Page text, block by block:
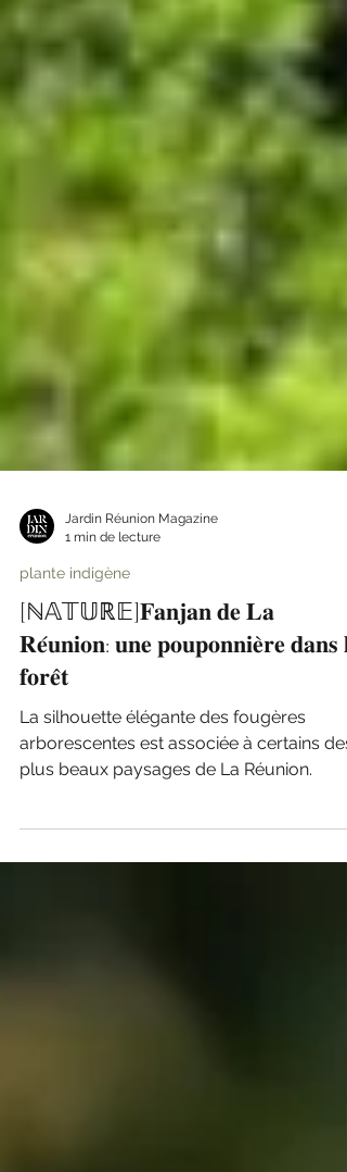
Jardin Réunion Magazine
1 min de lecture
plante indigène
[ℕ𝔸𝕋𝕌ℝ𝔼]𝐅𝐚𝐧𝐣𝐚𝐧 𝐝𝐞 𝐋𝐚
𝐑𝐞́𝐮𝐧𝐢𝐨𝐧: 𝐮𝐧𝐞 𝐩𝐨𝐮𝐩𝐨𝐧𝐧𝐢𝐞̀𝐫𝐞 𝐝𝐚𝐧𝐬 𝐥𝐚
𝐟𝐨𝐫𝐞̂𝐭
La silhouette élégante des fougères